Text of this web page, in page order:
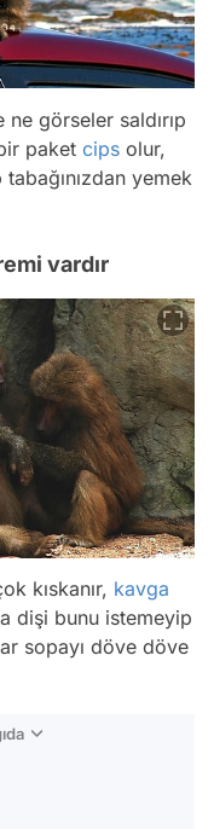
ne görseler saldırıp
paket cips olur,
yemek
vardır
kıskanır, kavga
dişi bunu istemeyip
sopayı döve döve